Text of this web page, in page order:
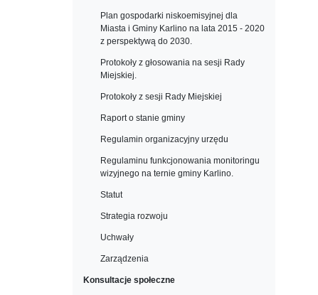
Plan gospodarki niskoemisyjnej dla
Miasta i Gminy Karlino na lata 2015 - 2020
z perspektywą do 2030.
Protokoły z głosowania na sesji Rady
Miejskiej.
Protokoły z sesji Rady Miejskiej
Raport o stanie gminy
Regulamin organizacyjny urzędu
Regulaminu funkcjonowania monitoringu
wizyjnego na ternie gminy Karlino.
Statut
Strategia rozwoju
Uchwały
Zarządzenia
Konsultacje społeczne